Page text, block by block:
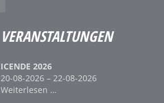
VERANSTALTUNGEN
ICENDE 2026
20-08-2026 – 22-08-2026
Weiterlesen …